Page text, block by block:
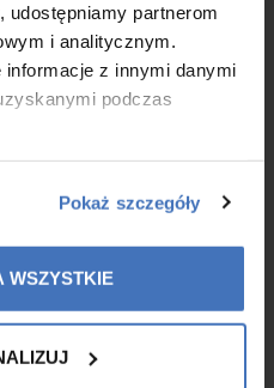
partnerom
i analitycznym.
informacje z innymi danymi
podczas
Pokaż szczegóły
WSZYSTKIE
gel